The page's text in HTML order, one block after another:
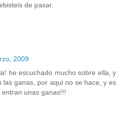
de pasar.
2009
he escuchado mucho sobre ella, y
las ganas, por aqui no se hace, y es
unas ganas!!!